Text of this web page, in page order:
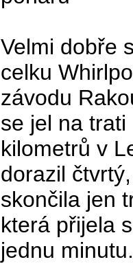
Velmi dobře
celku
závodu
se jel na
kilometrů v
dorazil
skončila jen
která přijela
jednu minutu.